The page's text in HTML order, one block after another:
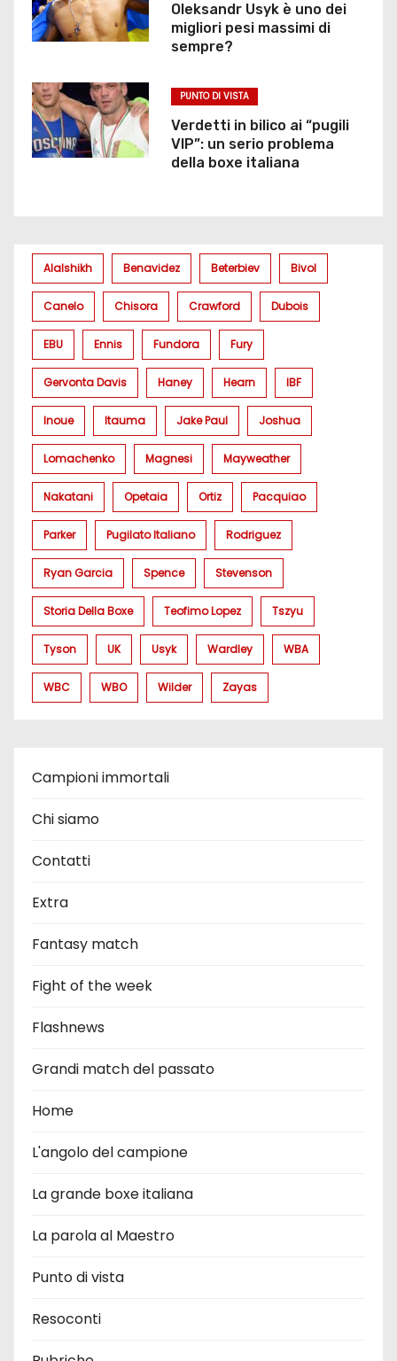
c
l
i
Oleksandr Usyk è uno dei
migliori pesi massimi di
sempre?
PUNTO DI VISTA
Verdetti in bilico ai “pugili
VIP”: un serio problema
della boxe italiana
Alalshikh Benavidez Beterbiev Bivol
Canelo Chisora Crawford Dubois
EBU Ennis Fundora Fury
Gervonta Davis Haney Hearn IBF
Inoue Itauma Jake Paul Joshua
Lomachenko Magnesi Mayweather
Nakatani Opetaia Ortiz Pacquiao
Parker Pugilato Italiano Rodriguez
Ryan Garcia Spence Stevenson
Storia Della Boxe Teofimo Lopez Tszyu
Tyson UK Usyk Wardley WBA
WBC WBO Wilder Zayas
Campioni immortali
Chi siamo
Contatti
Extra
Fantasy match
Fight of the week
Flashnews
Grandi match del passato
Home
L'angolo del campione
La grande boxe italiana
La parola al Maestro
Punto di vista
Resoconti